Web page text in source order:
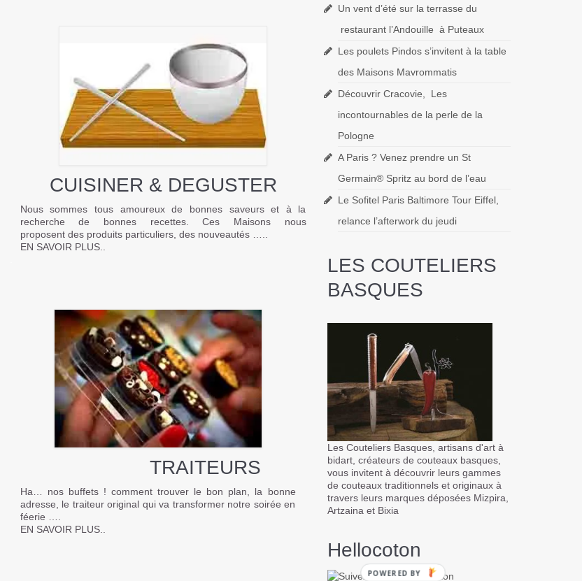
CUISINER & DEGUSTER
Nous sommes tous amoureux de bonnes saveurs et à la
recherche de bonnes recettes. Ces Maisons nous
proposent des produits particuliers, des nouveautés …..
EN SAVOIR PLUS..
TRAITEURS
Ha… nos buffets ! comment trouver le bon plan, la bonne
adresse, le traiteur original qui va transformer notre soirée en
féerie ….
EN SAVOIR PLUS..
Un vent d’été sur la terrasse du
restaurant l’Andouille à Puteaux
Les poulets Pindos s’invitent à la table
des Maisons Mavrommatis
Découvrir Cracovie, Les
incontournables de la perle de la
Pologne
A Paris ? Venez prendre un St
Germain® Spritz au bord de l’eau
Le Sofitel Paris Baltimore Tour Eiffel,
relance l’afterwork du jeudi
LES COUTELIERS
BASQUES
Les Couteliers Basques, artisans d'art à
bidart, créateurs de couteaux basques,
vous invitent à découvrir leurs gammes
de couteaux traditionnels et originaux à
travers leurs marques déposées Mizpira,
Artzaina et Bixia
Hellocoton
POWERED BY